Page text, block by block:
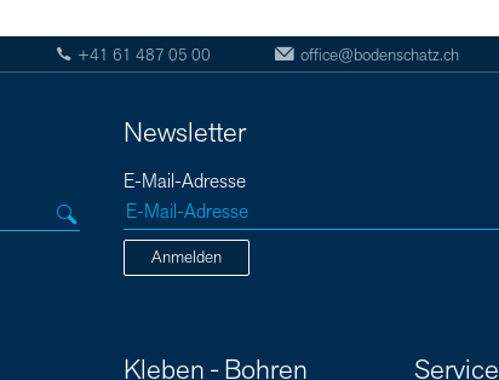
+41 61 487 05 00 office@bodenschatz.ch
Newsletter
E-Mail-Adresse
Anmelden
Kleben - Bohren Service